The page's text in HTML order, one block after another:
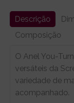
Descrição
Composição
O Anel You-
versáteis da
variedade de
acompanhado.